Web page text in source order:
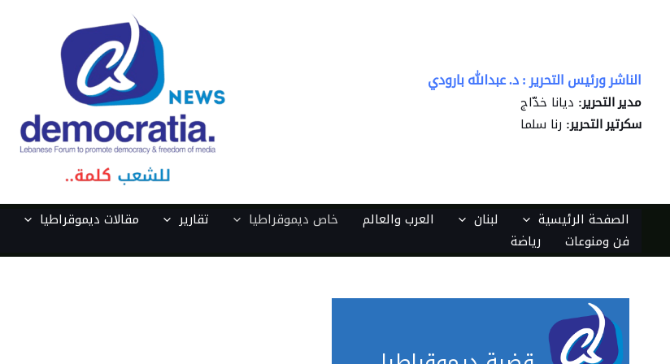
الناشر ورئيس التحرير : د. عبدالله بارودي
مدير التحرير: ديانا خدّاج
سكرتير التحرير: رنا سلما
الصفحة الرئيسية لبنان العرب والعالم خاص ديموقراطيا تقارير مقالات ديموقراطيا
فن ومنوعات
رياضة